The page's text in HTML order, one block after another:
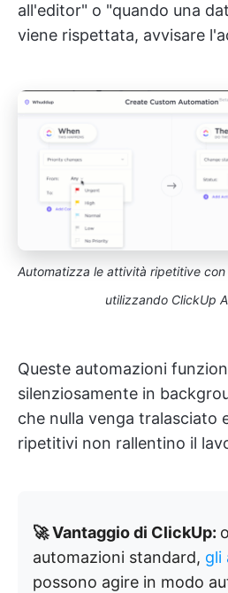
all'editor" o "quando una
viene rispettata, avvisare
Automatizza le attività ripetitive
utilizzando ClickUp
Queste automazioni
silenziosamente in
che nulla venga tralasciato
ripetitivi non rallentino il
🚀 Vantaggio di ClickUp:
automazioni standard, gli
possono agire in modo